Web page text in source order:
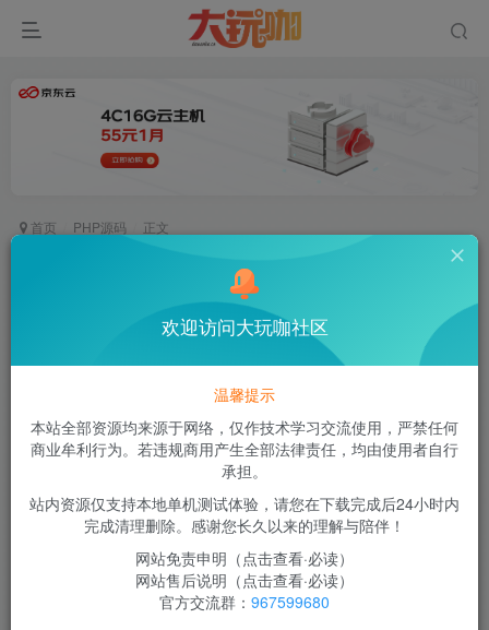
首页 PHP源码 正文
全新分发仿第八区免授权源码+视频搭建教程
一路走到底，你就会发现那个最佳出口
私信
3 537 12
全新分发仿第八区免授权源码+视频搭建教程
此内容为付费资源，请付费后查看
￥99
立即购买
欢迎访问大玩咖社区
温馨提示
本站全部资源均来源于网络，仅作技术学习交流使用，严禁任何
商业牟利行为。若违规商用产生全部法律责任，均由使用者自行
承担。
站内资源仅支持本地单机测试体验，请您在下载完成后24小时内
完成清理删除。感谢您长久以来的理解与陪伴！
网站免责申明（点击查看·必读）
网站售后说明（点击查看·必读）
官方交流群： 967599680